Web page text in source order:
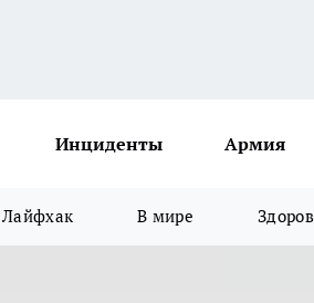
Инциденты Армия
Лайфхак В мире